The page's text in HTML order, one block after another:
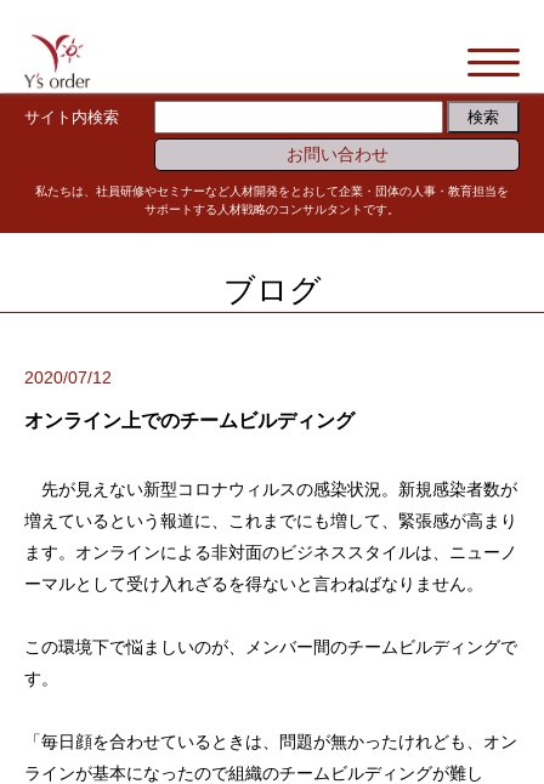
サイト内検索
お問い合わせ
私たちは、社員研修やセミナーなど人材開発をとおして企業・団体の人事・教育担当を
サポートする人材戦略のコンサルタントです。
ブログ
2020/07/12
オンライン上でのチームビルディング
先が見えない新型コロナウィルスの感染状況。新規感染者数が
増えているという報道に、これまでにも増して、緊張感が高まり
ます。オンラインによる非対面のビジネススタイルは、ニューノ
ーマルとして受け入れざるを得ないと言わねばなりません。
この環境下で悩ましいのが、メンバー間のチームビルディングで
す。
「毎日顔を合わせているときは、問題が無かったけれども、オン
ラインが基本になったので組織のチームビルディングが難し